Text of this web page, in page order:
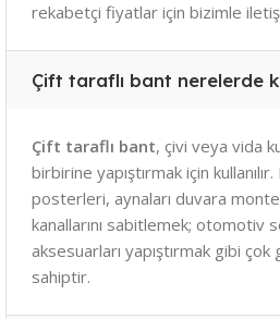
rekabetçi fiyatlar için bizimle
Çift taraflı bant nerelerde
Çift taraflı bant, çivi veya vida
birbirine yapıştırmak için
posterleri, aynaları duvara
kanallarını sabitlemek; otomotiv
aksesuarları yapıştırmak gibi çok
sahiptir.